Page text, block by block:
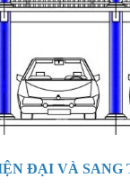
ĐẠI VÀ SANG